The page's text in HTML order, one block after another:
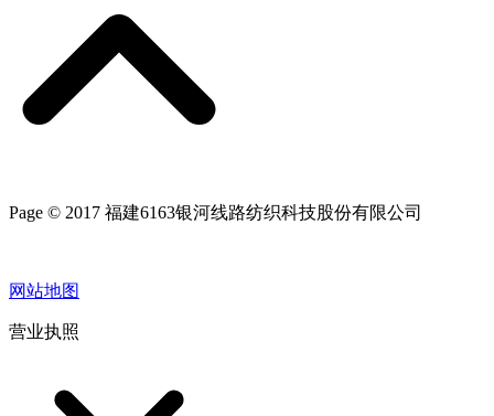
Page © 2017 福建6163银河线路纺织科技股份有限公司
网站地图
营业执照